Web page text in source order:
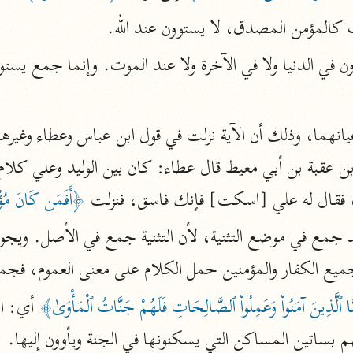
التسهيل لعلوم التنزيل
ابن جُزَيّ (٧٤١ هـ)
موسوعات
روح المعاني
الآلوسي (١٢٧٠ هـ)
نحو ٢٨ مجلدًا
مفاتيح الغيب
فخر الدين الرازي (٦٠٦ هـ)
نحو ٢٤ مجلدًا
المصدق، لا يستوون عند الله.
فقال له علي [اسكت] فإنك فاسق، فنزلت ﴿أَفَمَن كَانَ
الكفار والمؤمنين حمل الكلام على معنى العموم،
ٱلَّذِينَ آمَنُواْ وَعَمِلُواْ ٱلصَّالِحَاتِ فَلَهُمْ جَنَّاتُ ٱلْمَأْوَىٰ﴾
بساتين المساكن التي يسكنونها في الجنة ويأوون إليها.